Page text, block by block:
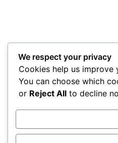
We respect your privacy
Cookies help us
You can choose which
or Reject All to decline